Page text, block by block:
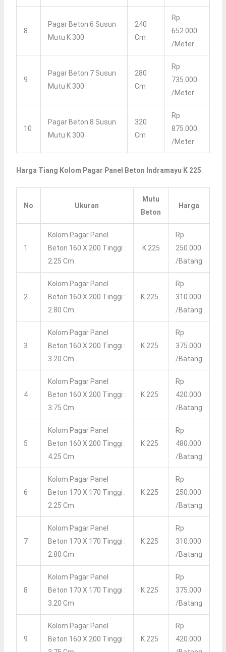
8
Pagar Beton 6 Susun
Mutu K 300
240
Cm
Rp
652.000
/meter
9
Pagar Beton 7 Susun
Mutu K 300
280
Cm
Rp
735.000
/meter
10
Pagar Beton 8 Susun
Mutu K 300
320
Cm
Rp
875.000
/meter
Harga Tiang Kolom Pagar Panel Beton Indramayu K 225
No Ukuran
Mutu
Beton
Harga
1
Kolom Pagar Panel
Beton 160 X 200 Tinggi :
2.25 Cm
K 225
Rp
250.000
/batang
2
Kolom Pagar Panel
Beton 160 X 200 Tinggi :
2.80 Cm
K 225
Rp
310.000
/batang
3
Kolom Pagar Panel
Beton 160 X 200 Tinggi :
3.20 Cm
K 225
Rp
375.000
/batang
4
Kolom Pagar Panel
Beton 160 X 200 Tinggi :
3.75 Cm
K 225
Rp
420.000
/batang
5
Kolom Pagar Panel
Beton 160 X 200 Tinggi :
4.25 Cm
K 225
Rp
480.000
/batang
6
Kolom Pagar Panel
Beton 170 X 170 Tinggi :
2.25 Cm
K 225
Rp
250.000
/batang
7
Kolom Pagar Panel
Beton 170 X 170 Tinggi :
2.80 Cm
K 225
Rp
310.000
/batang
8
Kolom Pagar Panel
Beton 170 X 170 Tinggi :
3.20 Cm
K 225
Rp
375.000
/batang
9
Kolom Pagar Panel
Beton 160 X 200 Tinggi :
K 225
Rp
420.000